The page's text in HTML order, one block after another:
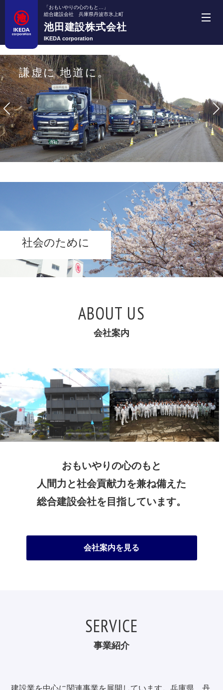
「おもいやりの心のもと…」
総合建設会社 兵庫県丹波市氷上町
池田建設株式会社
IKEDA corporation
謙虚に 地道に。
社会のために
ABOUT US
会社案内
おもいやりの心のもと
人間力と社会貢献力を兼ね備えた
総合建設会社を目指しています。
会社案内を見る
SERVICE
事業紹介
建設業を中心に関連事業を展開しています。兵庫県、丹
池田建設株式会社
事業紹介
機械・車両紹介
施工実績
お問い合わせ
新着情報